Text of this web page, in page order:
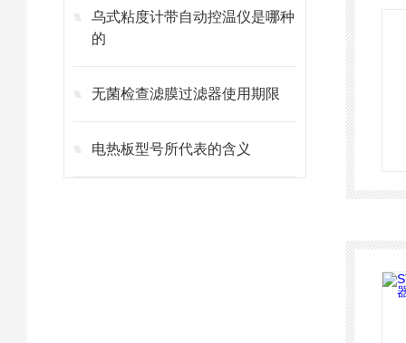
乌式粘度计带自动控温仪是哪种
的
无菌检查滤膜过滤器使用期限
电热板型号所代表的含义